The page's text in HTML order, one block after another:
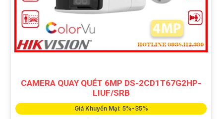
CAMERA QUAY QUÉT 6MP DS-2CD1T67G2HP-
LIUF/SRB
Giá Khuyến Mại: 5%-35%